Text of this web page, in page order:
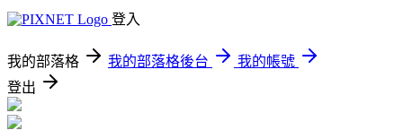
登入
我的部落格 我的部落格後台
我的帳號
登出